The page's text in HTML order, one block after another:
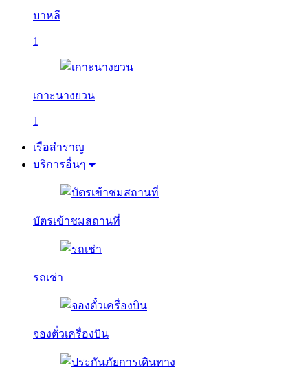
บาหลี
1
เกาะนางยวน
1
เรือสำราญ
บริการอื่นๆ
บัตรเข้าชมสถานที่
รถเช่า
จองตั๋วเครื่องบิน